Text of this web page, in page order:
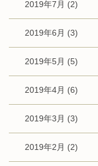
2019年7月 (2)
2019年6月 (3)
2019年5月 (5)
2019年4月 (6)
2019年3月 (3)
2019年2月 (2)